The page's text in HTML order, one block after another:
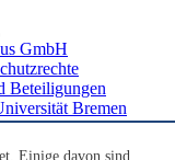
GmbH
Beteiligungen
Bremen
Universität Bremen
Einige davon sind